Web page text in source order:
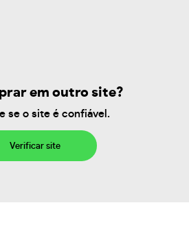
em outro site?
se o site é confiável.
Verificar site